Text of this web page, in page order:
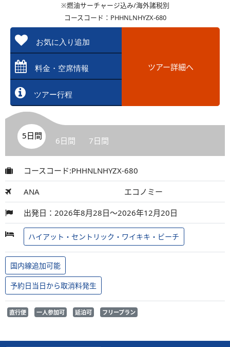
※燃油サーチャージ込み/海外諸税別
コースコード：PHHNLNHYZX-680
お気に入り追加
料金・空席情報
ツアー行程
ツアー詳細へ
5日間 6日間 7日間
コースコード:PHHNLNHYZX-680
ANA エコノミー
出発日：2026年8月28日～2026年12月20日
ハイアット・セントリック・ワイキキ・ビーチ
国内線追加可能
予約日当日から取消料発生
直行便 一人参加可 延泊可 フリープラン